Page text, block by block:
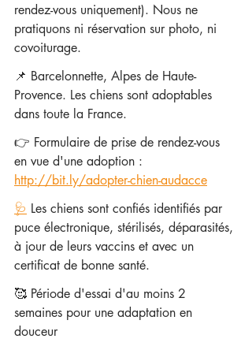
rendez-vous uniquement). Nous ne
pratiquons ni réservation sur photo, ni
covoiturage.
📌 Barcelonnette, Alpes de Haute-
Provence. Les chiens sont adoptables
dans toute la France.
👉 Formulaire de prise de rendez-vous
en vue d'une adoption :
http://bit.ly/adopter-chien-audacce
🩺 Les chiens sont confiés identifiés par
puce électronique, stérilisés, déparasités,
à jour de leurs vaccins et avec un
certificat de bonne santé.
🥰 Période d'essai d'au moins 2
semaines pour une adaptation en
douceur